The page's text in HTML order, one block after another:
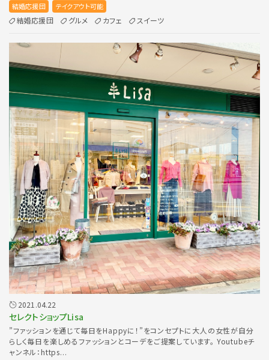
結婚応援団
テイクアウト可能
結婚応援団 グルメ カフェ スイーツ
2021.04.22
セレクトショップLisa
”ファッションを通じて毎日をHappyに！”をコンセプトに大人の女性が自分
らしく毎日を楽しめるファッションとコーデをご提案しています。 Youtubeチ
ャンネル：https...